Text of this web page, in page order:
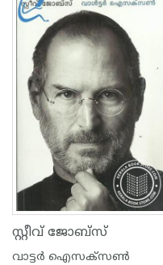
സ്റ്റീവ് ജോബ്സ്
വാട്ടര്‍ ഐസക്സണ്‍